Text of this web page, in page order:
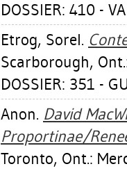
DOSSIER: 410 -
Etrog, Sorel.
Scarborough,
DOSSIER: 351 -
Anon. David
Proportinae/
Toronto, Ont.: